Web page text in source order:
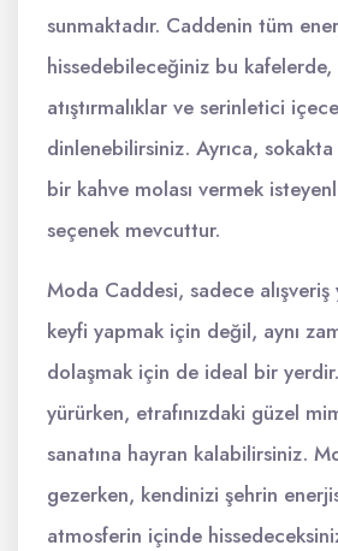
sunmaktadır. Caddenin tüm
hissedebileceğiniz bu
atıştırmalıklar ve serinletici
dinlenebilirsiniz. Ayrıca,
bir kahve molası vermek
seçenek mevcuttur.
Moda Caddesi, sadece
keyfi yapmak için değil, aynı
dolaşmak için de ideal bir
yürürken, etrafınızdaki güzel
sanatına hayran kalabilirsiniz.
gezerken, kendinizi şehrin
atmosferin içinde